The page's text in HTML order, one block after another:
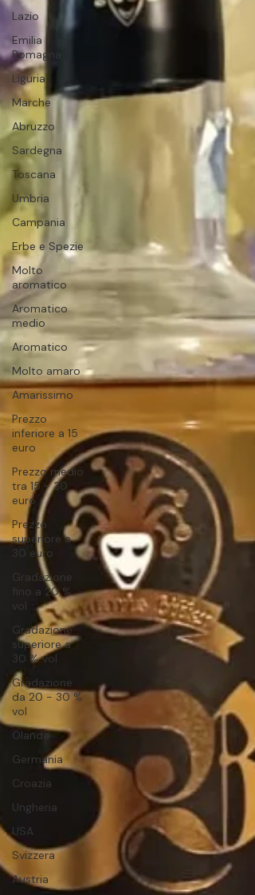
Lazio
Emilia
Romagna
Liguria
Marche
Abruzzo
Sardegna
Toscana
Umbria
Campania
Erbe e Spezie
Molto
aromatico
Aromatico
medio
Aromatico
Molto amaro
Amarissimo
Prezzo
inferiore a 15
euro
Prezzo medio
tra 15 - 30
euro
Prezzo
superiore a
30 euro
Gradazione
fino a 20 %
vol
Gradazione
superiore a
30 % vol
Gradazione
da 20 - 30 %
vol
Olanda
Germania
Croazia
Ungheria
USA
Svizzera
Austria